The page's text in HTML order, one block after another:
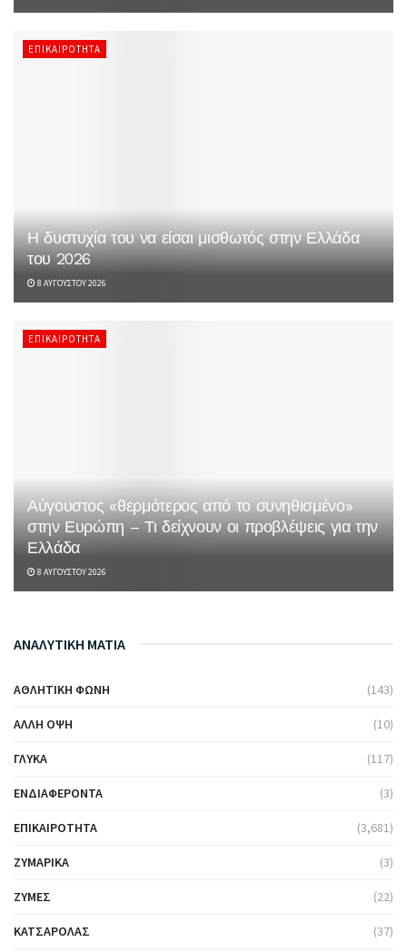
ΕΠΙΚΑΙΡΌΤΗΤΑ
Η δυστυχία του να είσαι μισθωτός στην Ελλάδα
του 2026
8 ΑΥΓΟΎΣΤΟΥ 2026
ΕΠΙΚΑΙΡΌΤΗΤΑ
Αύγουστος «θερμότερος από το συνηθισμένο»
στην Ευρώπη – Τι δείχνουν οι προβλέψεις για την
Ελλάδα
8 ΑΥΓΟΎΣΤΟΥ 2026
ΑΝΑΛΥΤΙΚΗ ΜΑΤΙΑ
ΑΘΛΗΤΙΚΉ ΦΩΝΉ (143)
ΆΛΛΗ ΌΨΗ (10)
ΓΛΥΚΆ (117)
ΕΝΔΙΑΦΈΡΟΝΤΑ (3)
ΕΠΙΚΑΙΡΌΤΗΤΑ (3,681)
ΖΥΜΑΡΙΚΆ (3)
ΖΎΜΕΣ (22)
ΚΑΤΣΑΡΌΛΑΣ (37)